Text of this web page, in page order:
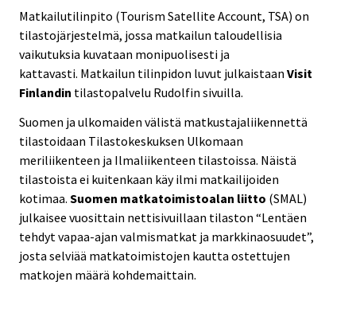
Matkailutilinpito (Tourism Satellite Account, TSA) on
tilastojärjestelmä, jossa matkailun taloudellisia
vaikutuksia kuvataan monipuolisesti ja
kattavasti. Matkailun tilinpidon luvut julkaistaan Visit
Finlandin tilastopalvelu Rudolfin sivuilla.
Suomen ja ulkomaiden välistä matkustajaliikennettä
tilastoidaan Tilastokeskuksen Ulkomaan
meriliikenteen ja Ilmaliikenteen tilastoissa. Näistä
tilastoista ei kuitenkaan käy ilmi matkailijoiden
kotimaa. Suomen matkatoimistoalan liitto (SMAL)
julkaisee vuosittain nettisivuillaan tilaston “Lentäen
tehdyt vapaa-ajan valmismatkat ja markkinaosuudet”,
josta selviää matkatoimistojen kautta ostettujen
matkojen määrä kohdemaittain.